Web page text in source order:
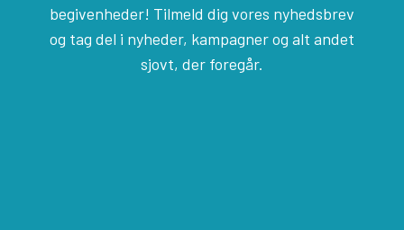
begivenheder! Tilmeld dig vores nyhedsbrev
og tag del i nyheder, kampagner og alt andet
sjovt, der foregår.